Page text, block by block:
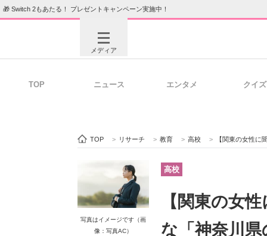
🎁 Switch 2もあたる！ プレゼントキャンペーン実施中！
メディア
ビジネスと働き方のヒント
ITエンジニア向け専門サイト 企業向け
TOP ニュース エンタメ クイズ
TOP > リサーチ > 教育 > 高校 > 【関東の女性に聞いた】
写真はイメージです（画
像：写真AC）
高校
【関東の女
な「神奈川